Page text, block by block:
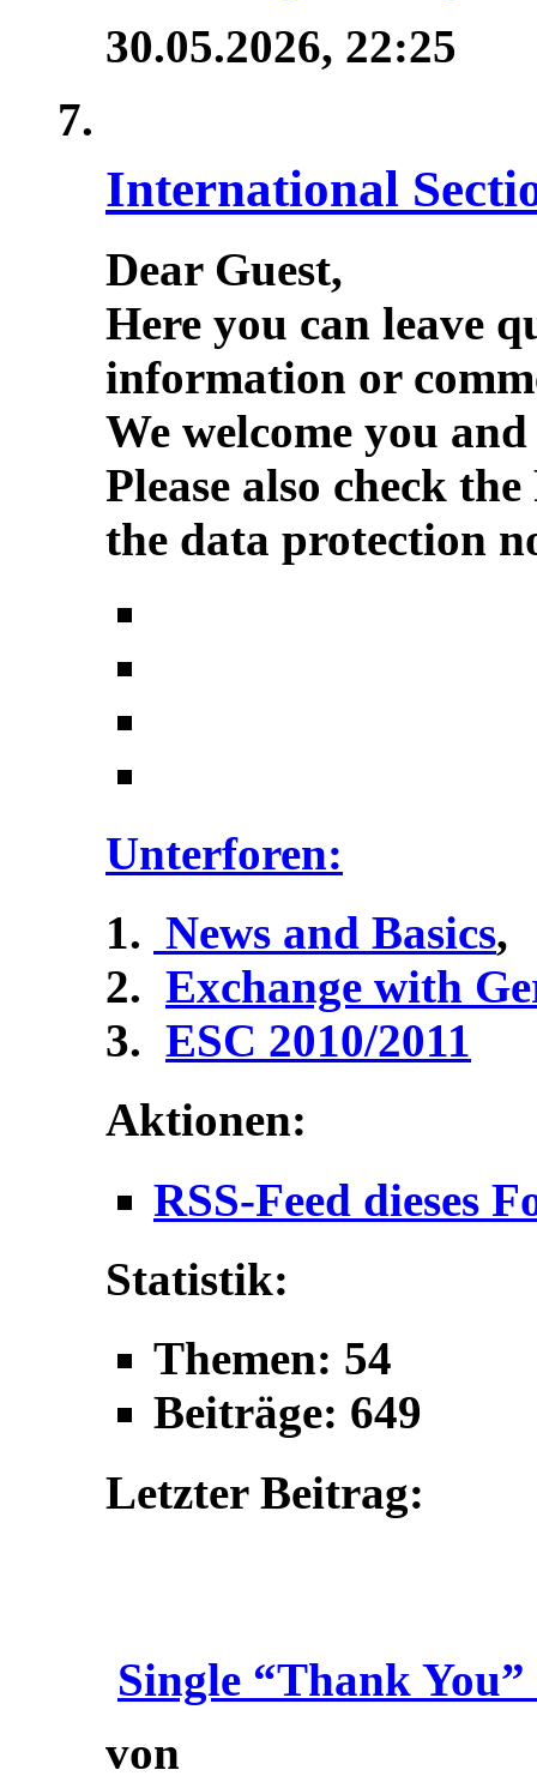
30.05.2026, 22:25
International
Dear Guest,
Here you can leave
information or
We welcome you
Please also check
the data protection
Unterforen:
News and Basics,
Exchange with
ESC 2010/2011
Aktionen:
RSS-Feed dieses
Statistik:
Themen: 54
Beiträge: 649
Letzter Beitrag:
Single “Thank
von